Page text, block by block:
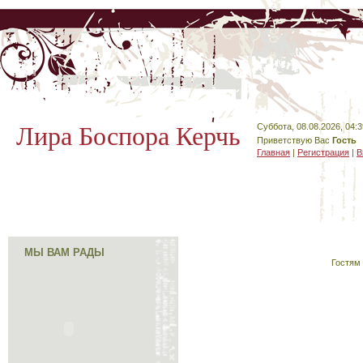
Лира Боспора Керчь
Суббота, 08.08.2026,
Приветствую Вас Гость
Главная | Регистрация |
МЫ ВАМ РАДЫ
Гостям